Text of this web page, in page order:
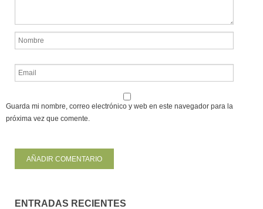
Guarda mi nombre, correo electrónico y web en este navegador para la
próxima vez que comente.
ENTRADAS RECIENTES